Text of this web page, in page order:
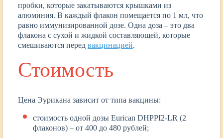
пробки, которые закатываются крышками из
алюминия. В каждый флакон помещается по 1 мл, что
равно иммунизированной дозе. Одна доза – это два
флакона с сухой и жидкой составляющей, которые
смешиваются перед вакцинацией.
Стоимость
Цена Эурикана зависит от типа вакцины:
стоимость одной дозы Eurican DHPPI2-LR (2
флаконов) – от 400 до 480 рублей;